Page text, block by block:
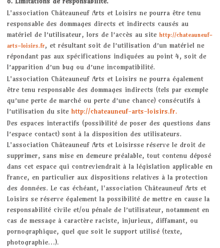
L'association Châteauneuf Arts et Loisirs ne pourra être tenu
responsable des dommages directs et indirects causés au
matériel de l’utilisateur, lors de l’accès au site http://chateauneuf-
arts-loisirs.fr, et résultant soit de l’utilisation d’un matériel ne
répondant pas aux spécifications indiquées au point 4, soit de
l’apparition d’un bug ou d’une incompatibilité.
L'association Châteauneuf Arts et Loisirs ne pourra également
être tenu responsable des dommages indirects (tels par exemple
qu’une perte de marché ou perte d’une chance) consécutifs à
l’utilisation du site http://chateauneuf-arts-loisirs.fr.
Des espaces interactifs (possibilité de poser des questions dans
l’espace contact) sont à la disposition des utilisateurs.
L'association Châteauneuf Arts et Loisirsse réserve le droit de
supprimer, sans mise en demeure préalable, tout contenu déposé
dans cet espace qui contreviendrait à la législation applicable en
France, en particulier aux dispositions relatives à la protection
des données. Le cas échéant, l'association Châteauneuf Arts et
Loisirs se réserve également la possibilité de mettre en cause la
responsabilité civile et/ou pénale de l’utilisateur, notamment en
cas de message à caractère raciste, injurieux, diffamant, ou
pornographique, quel que soit le support utilisé (texte,
photographie…).